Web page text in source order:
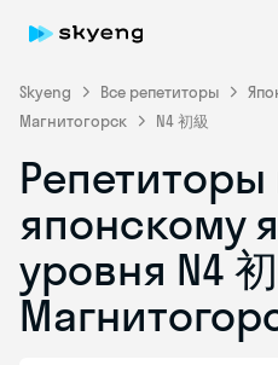
Skyeng Все репетиторы
Магнитогорск
N4 初級
Репетиторы
японскому
уровня N4
Skyeng Chat